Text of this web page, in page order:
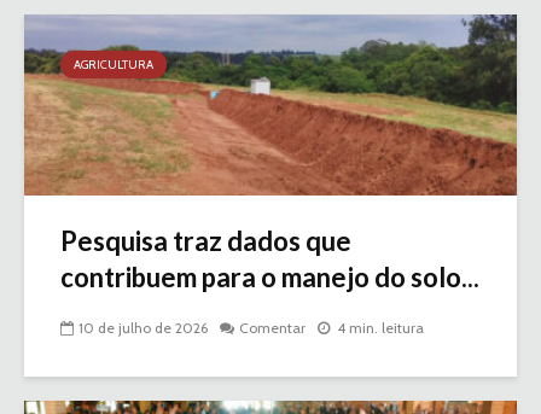
AGRICULTURA
Pesquisa traz dados que
contribuem para o manejo do solo...
10 de julho de 2026 Comentar 4 min. leitura